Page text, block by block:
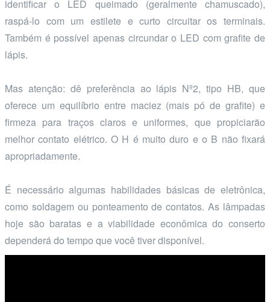
identificar o LED queimado (geralmente chamuscado),
raspá-lo com um estilete e curto circuitar os terminais.
Também é possível apenas circundar o LED com grafite de
lápis.
Mas atenção: dê preferência ao lápis Nº2, tipo HB, que
oferece um equilíbrio entre maciez (mais pó de grafite) e
firmeza para traços claros e uniformes, que propiciarão
melhor contato elétrico. O H é muito duro e o B não fixará
apropriadamente.
É necessário algumas habilidades básicas de eletrônica,
como soldagem ou ponteamento de contatos. As lâmpadas
hoje são baratas e a viabilidade econômica do conserto
dependerá do tempo que você tiver disponível.